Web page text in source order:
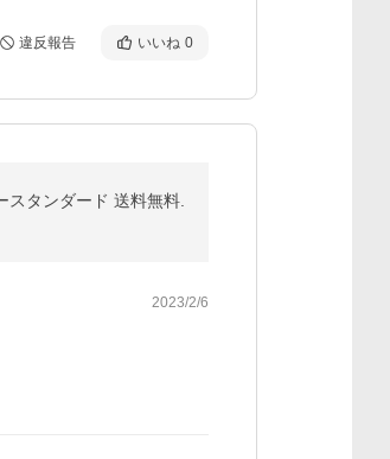
違反報告 いいね 0
タンダード 送料無料.
2023/2/6